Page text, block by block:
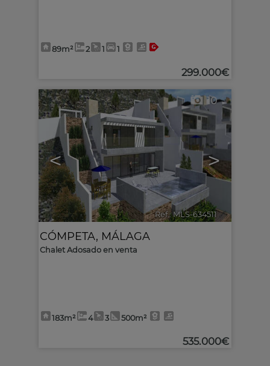
89m² 2 1 1
299.000€
< >
10
Ref.. MLS-634511 🔗
CÓMPETA, MÁLAGA
Chalet Adosado en venta
183m² 4 3 500m²
535.000€